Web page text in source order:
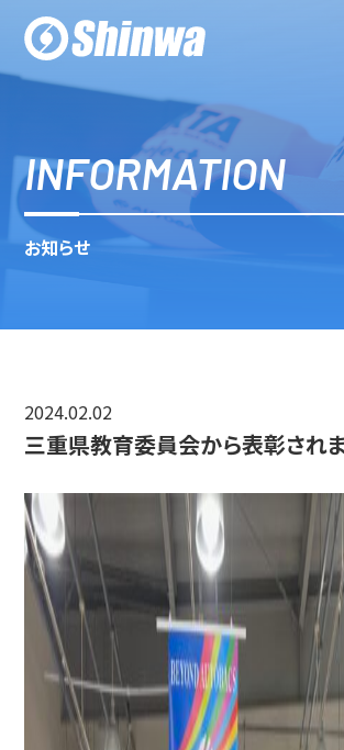
株式会
INFORMATION
お知らせ
2024.02.02
三重県教育委員会から表彰され